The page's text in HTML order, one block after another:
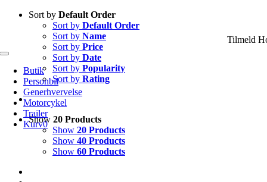
Skip
Tilmeld
Toggle
Navigation
Butik
Personbil
Generhvervelse
Motorcykel
Trailer
Kurv0
Sort by Default Order
Sort by Default Order
Sort by Name
Sort by Price
Sort by Date
Sort by Popularity
Sort by Rating
Show 20 Products
Show 20 Products
Show 40 Products
Show 60 Products